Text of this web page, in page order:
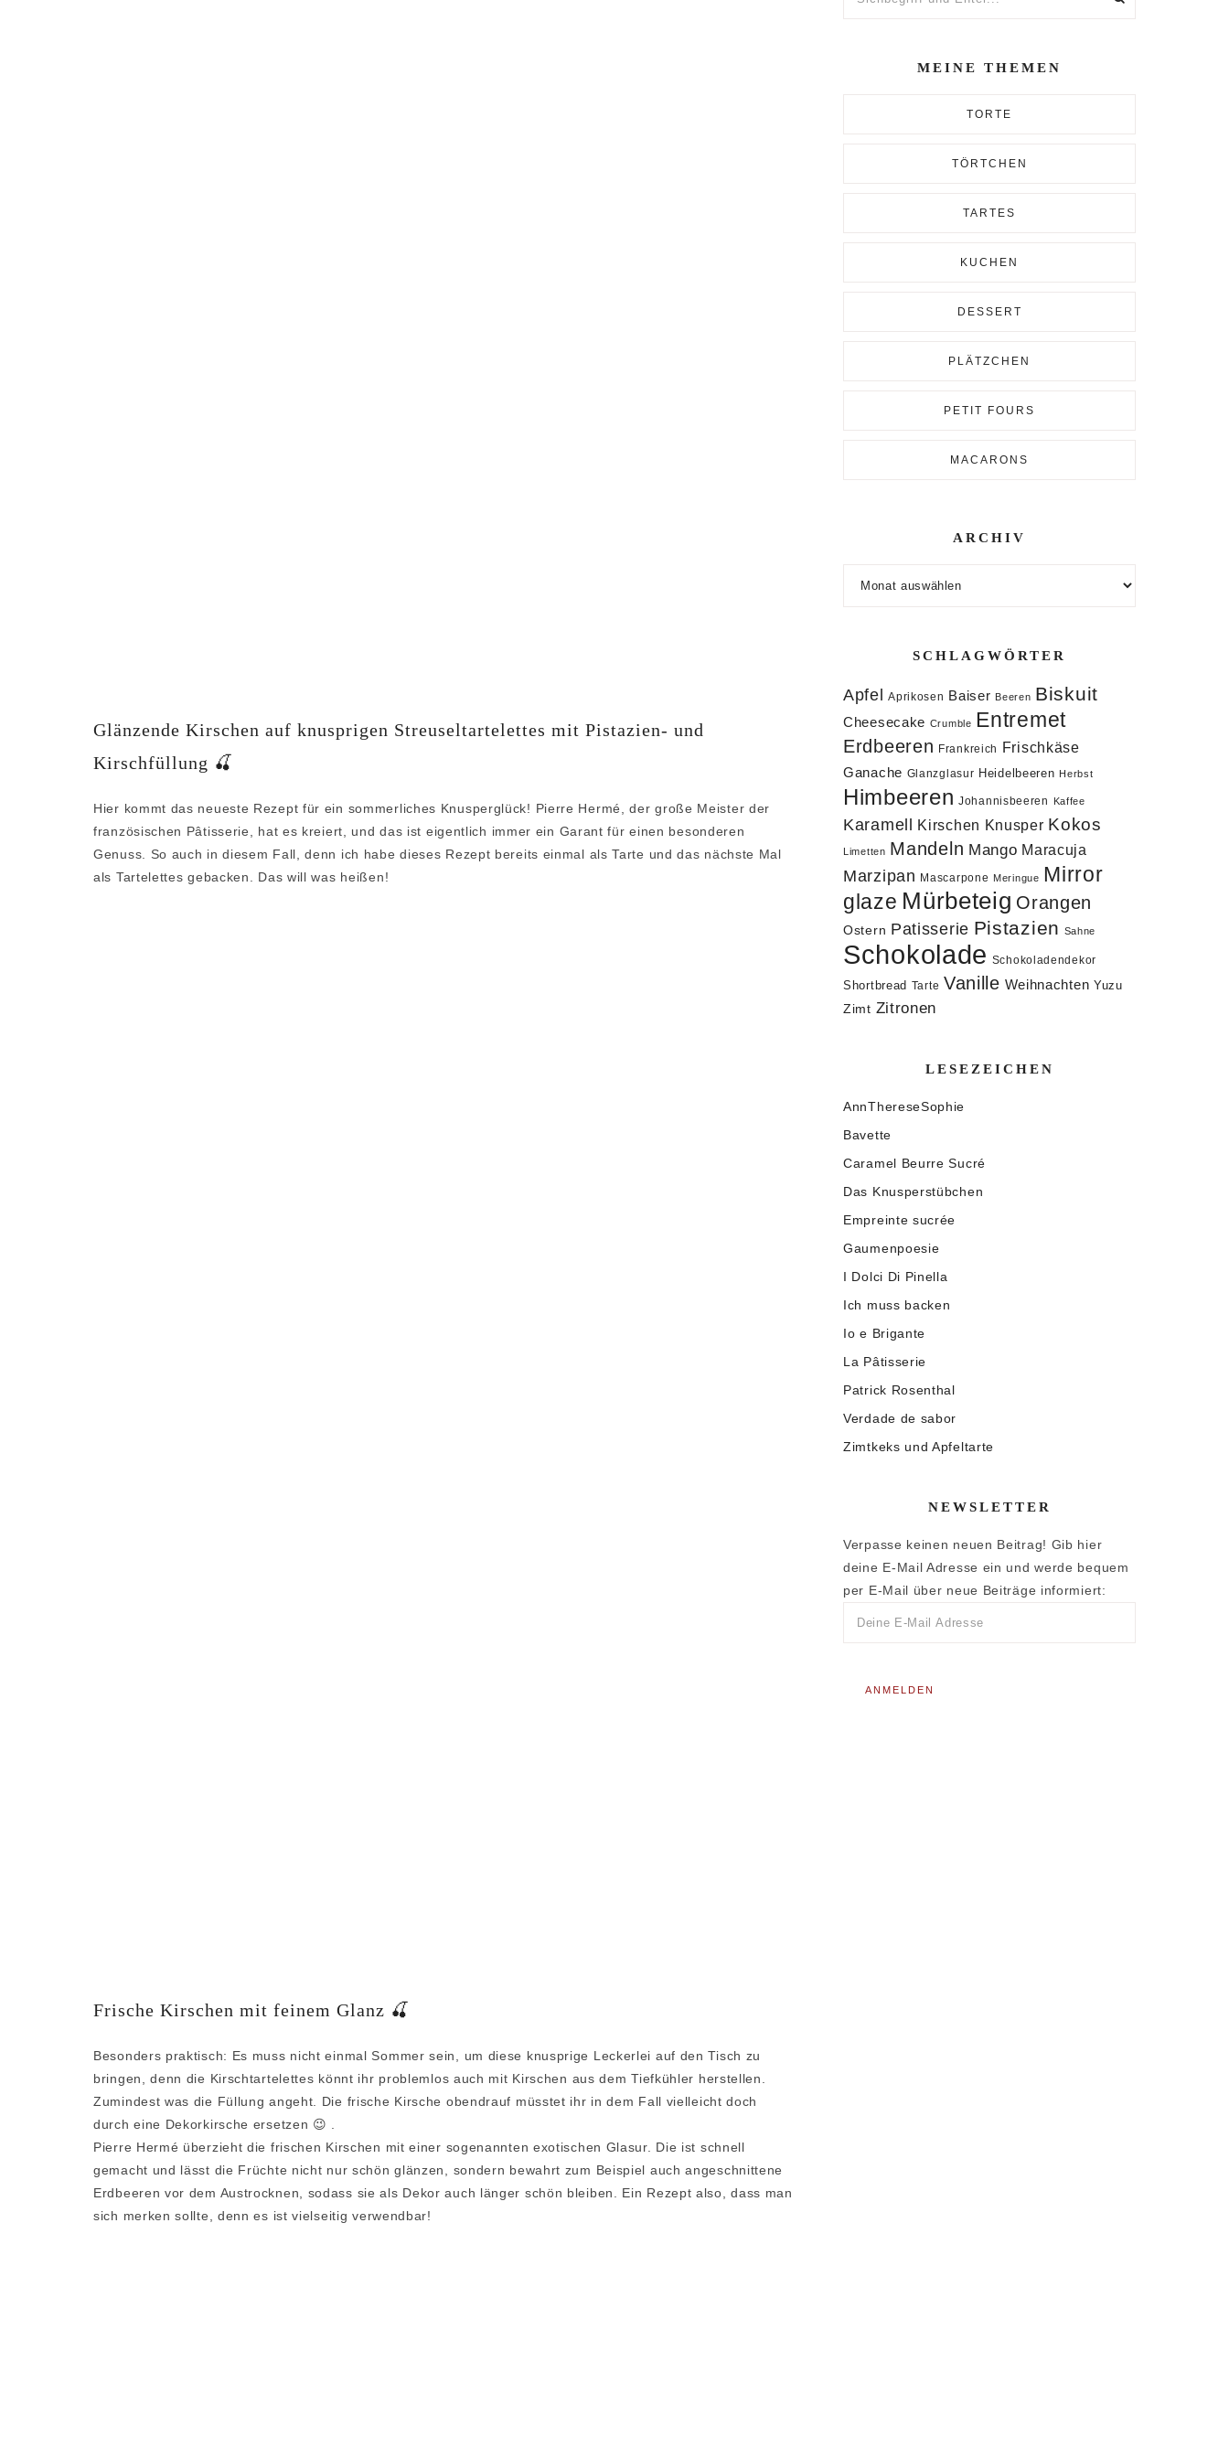
Glänzende Kirschen auf knusprigen Streuseltartelettes mit Pistazien- und
Kirschfüllung 🍒
Hier kommt das neueste Rezept für ein sommerliches Knusperglück! Pierre Hermé, der große Meister der
französischen Pâtisserie, hat es kreiert, und das ist eigentlich immer ein Garant für einen besonderen
Genuss. So auch in diesem Fall, denn ich habe dieses Rezept bereits einmal als Tarte und das nächste Mal
als Tartelettes gebacken. Das will was heißen!
Frische Kirschen mit feinem Glanz 🍒
Besonders praktisch: Es muss nicht einmal Sommer sein, um diese knusprige Leckerlei auf den Tisch zu
bringen, denn die Kirschtartelettes könnt ihr problemlos auch mit Kirschen aus dem Tiefkühler herstellen.
Zumindest was die Füllung angeht. Die frische Kirsche obendrauf müsstet ihr in dem Fall vielleicht doch
durch eine Dekorkirsche ersetzen 😉 .
Pierre Hermé überzieht die frischen Kirschen mit einer sogenannten exotischen Glasur. Die ist schnell
gemacht und lässt die Früchte nicht nur schön glänzen, sondern bewahrt zum Beispiel auch angeschnittene
Erdbeeren vor dem Austrocknen, sodass sie als Dekor auch länger schön bleiben. Ein Rezept also, dass man
sich merken sollte, denn es ist vielseitig verwendbar!
MEINE THEMEN
TORTE
TÖRTCHEN
TARTES
KUCHEN
DESSERT
PLÄTZCHEN
PETIT FOURS
MACARONS
ARCHIV
SCHLAGWÖRTER
Apfel Aprikosen Baiser Beeren Biskuit
Cheesecake Crumble Entremet
Erdbeeren Frankreich Frischkäse
Ganache Glanzglasur Heidelbeeren Herbst
Himbeeren Johannisbeeren Kaffee
Karamell Kirschen Knusper Kokos
Limetten Mandeln Mango Maracuja
Marzipan Mascarpone Meringue Mirror
glaze Mürbeteig Orangen
Ostern Patisserie Pistazien Sahne
Schokolade Schokoladendekor
Shortbread Tarte Vanille Weihnachten Yuzu
Zimt Zitronen
LESEZEICHEN
AnnThereseSophie
Bavette
Caramel Beurre Sucré
Das Knusperstübchen
Empreinte sucrée
Gaumenpoesie
I Dolci Di Pinella
Ich muss backen
Io e Brigante
La Pâtisserie
Patrick Rosenthal
Verdade de sabor
Zimtkeks und Apfeltarte
NEWSLETTER
Verpasse keinen neuen Beitrag! Gib hier
deine E-Mail Adresse ein und werde bequem
per E-Mail über neue Beiträge informiert: